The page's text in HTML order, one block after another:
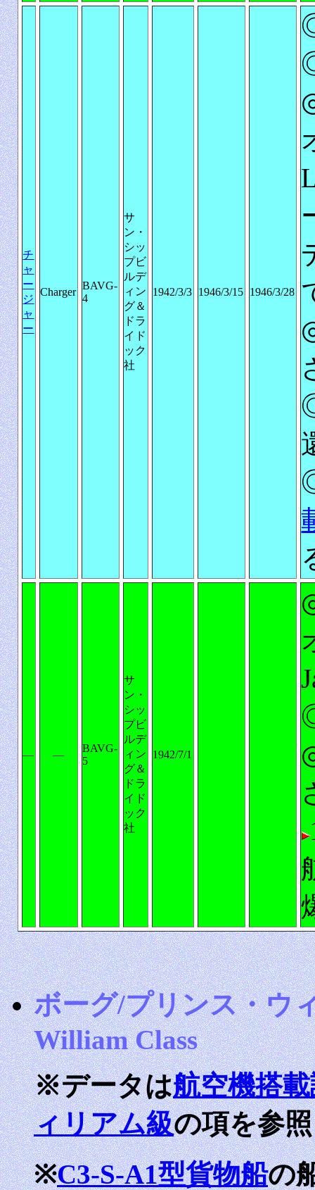
チ
ャ
ー
ジ
ャ
ー
Charger
BAVG-
4
サ
ン・
シッ
プビ
ルデ
ィン
グ＆
ドラ
イド
ック
社
1942/3/3 1946/3/15 1946/3/28
― ―
BAVG-
5
サ
ン・
シッ
プビ
ルデ
ィン
グ＆
ドラ
イド
ック
社
1942/7/1
ボーグ/プリンス・ウ
William Class
※データは航空機搭
ィリアム級の項を参照
※C3-S-A1型貨物船の